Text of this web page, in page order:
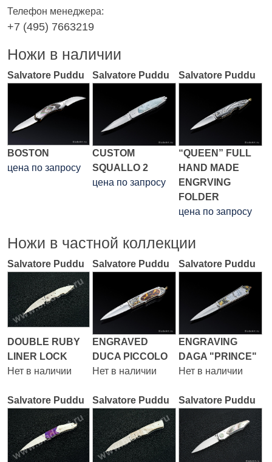
Телефон менеджера:
+7 (495) 7663219
Ножи в наличии
Salvatore Puddu Salvatore Puddu Salvatore Puddu
BOSTON
цена по запросу
CUSTOM
SQUALLO 2
цена по запросу
“QUEEN” FULL
HAND MADE
ENGRVING
FOLDER
цена по запросу
Ножи в частной коллекции
Salvatore Puddu Salvatore Puddu Salvatore Puddu
DOUBLE RUBY
LINER LOCK
Нет в наличии
ENGRAVED
DUCA PICCOLO
Нет в наличии
ENGRAVING
DAGA "PRINCE"
Нет в наличии
Salvatore Puddu Salvatore Puddu Salvatore Puddu